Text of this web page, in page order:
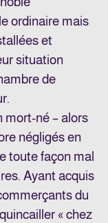
ordinaire mais
et
situation
de
mort-né – alors
négligés en
toute façon mal
Ayant acquis
du
« chez